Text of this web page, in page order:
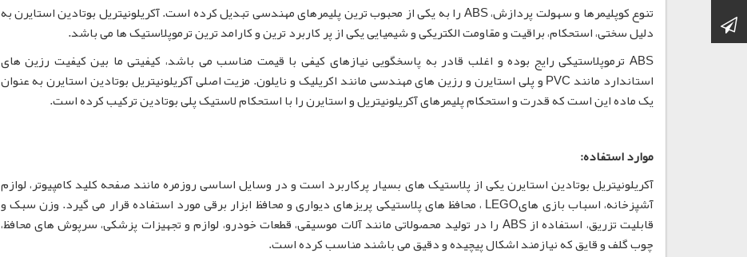
کانال تلگرام
تنوع کوپلیمرها و سهولت پردازش، ABS را به یکی از محبوب ترین پلیمرهای مهندسی تبدیل کرده است. آکریلونیتریل بوتادین استایرن به
دلیل سختی، استحکام، براقیت و مقاومت الکتریکی و شیمیایی یکی از پر کاربرد ترین و کارامد ترین ترموپلاستیک ها می باشد.
ABS ترموپلاستیکی رایج بوده و اغلب قادر به پاسخگویی نیازهای کیفی با قیمت مناسب می باشد، کیفیتی ما بین کیفیت رزین های
استاندارد مانند PVC و پلی استایرن و رزین های مهندسی مانند اکریلیک و نایلون. مزیت اصلی آکریلونیتریل بوتادین استایرن به عنوان
یک ماده این است که قدرت و استحکام پلیمرهای آکریلونیتریل و استایرن را با استحکام لاستیک پلی بوتادین ترکیب کرده است.
موارد استفاده:
آکریلونیتریل بوتادین استایرن یکی از پلاستیک های بسیار پرکاربرد است و در وسایل اساسی روزمره مانند صفحه کلید کامپیوتر، لوازم
آشپزخانه، اسباب بازی هایLEGO ، محافظ های پلاستیکی پریزهای دیواری و محافظ ابزار برقی مورد استفاده قرار می گیرد. وزن سبک و
قابلیت تزریق، استفاده از ABS را در تولید محصولاتی مانند آلات موسیقی، قطعات خودرو، لوازم و تجهیزات پزشکی، سرپوش های محافظ،
چوب گلف و قایق که نیازمند اشکال پیچیده و دقیق می باشند مناسب کرده است.